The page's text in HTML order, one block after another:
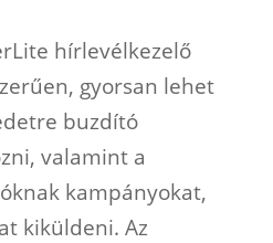
hírlevélkezelő
gyorsan lehet
buzdító
valamint a
kampányokat,
kiküldeni. Az